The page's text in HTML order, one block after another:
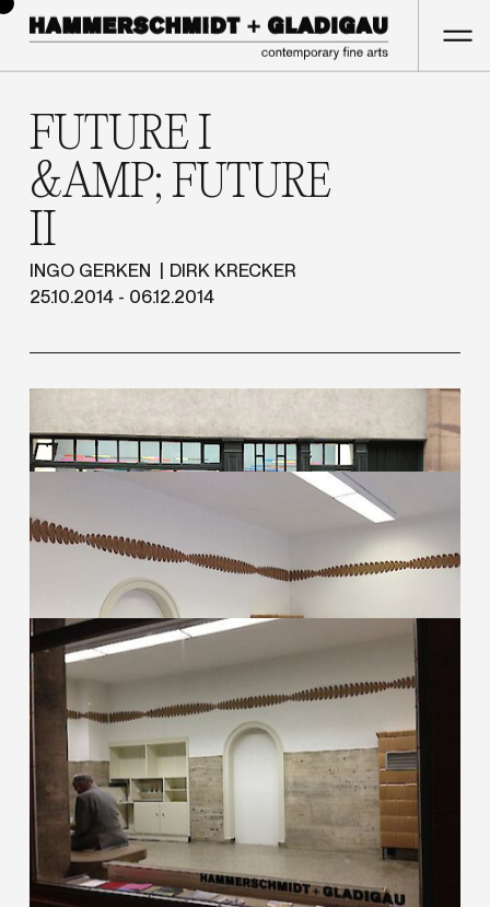
FUTURE I
&AMP; FUTURE
II
INGO GERKEN
DIRK KRECKER
25.10.2014 - 06.12.2014